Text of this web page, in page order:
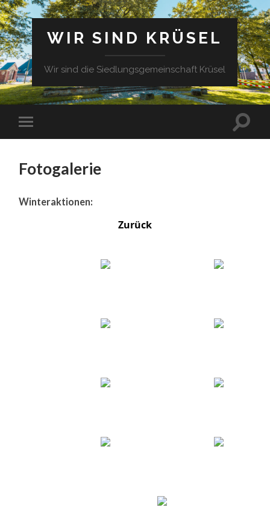
WIR SIND KRÜSEL
Wir sind die Siedlungsgemeinschaft Krüsel
Fotogalerie
Winteraktionen:
Zurück